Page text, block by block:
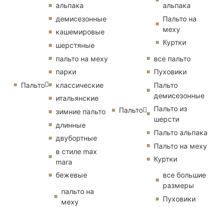
Пальто
альпака
демисезонные
кашемировые
шерстяные
пальто на меху
парки
классические
итальянские
зимние пальто
длинные
двубортные
в стиле max
mara
бежевые
пальто на
меху
альпака
Пальто на
меху
Куртки
Пальто
все пальто
Пуховики
Пальто
демисезонные
Пальто из
шерсти
Пальто альпака
Пальто на меху
Куртки
все большие
размеры
Пуховики